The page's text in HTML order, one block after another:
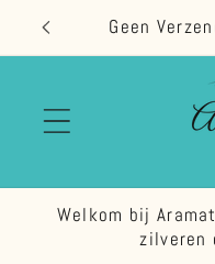
naar de
content
Geen
Welkom bij
zilveren